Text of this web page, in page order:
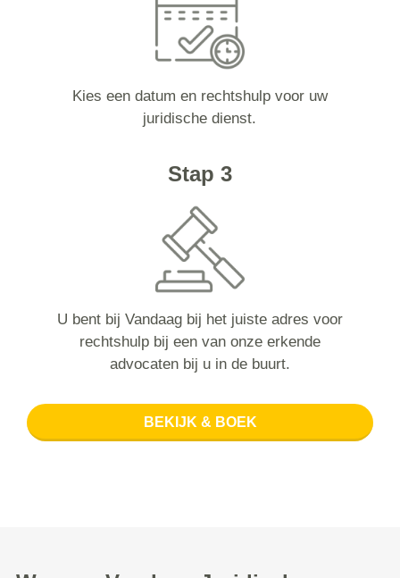
Kies een datum en rechtshulp voor uw
juridische dienst.
Stap 3
U bent bij Vandaag bij het juiste adres voor
rechtshulp bij een van onze erkende
advocaten bij u in de buurt.
BEKIJK & BOEK